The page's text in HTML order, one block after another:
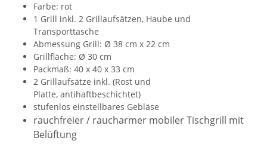
Farbe: rot
1 Grill inkl. 2 Grillaufsätzen, Haube und
Transporttasche
Abmessung Grill: Ø 38 cm x 22 cm
Grillfläche: Ø 30 cm
Packmaß: 40 x 40 x 33 cm
2 Grillaufsätze inkl. (Rost und
Platte, antihaftbeschichtet)
stufenlos einstellbares Gebläse
rauchfreier / raucharmer mobiler Tischgrill mit
Belüftung